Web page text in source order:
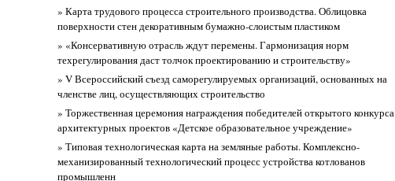
» Карта трудового процесса строительного производства. Облицовка
поверхности стен декоративным бумажно-слоистым пластиком
» «Консервативную отрасль ждут перемены. Гармонизация норм
техрегулирования даст толчок проектированию и строительству»
» V Всероссийский съезд саморегулируемых организаций, основанных на
членстве лиц, осуществляющих строительство
» Торжественная церемония награждения победителей открытого конкурса
архитектурных проектов «Детское образовательное учреждение»
» Типовая технологическая карта на земляные работы. Комплексно-
механизированный технологический процесс устройства котлованов
промышленн